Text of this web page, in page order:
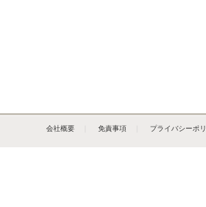
会社概要 免責事項 プライバシーポ